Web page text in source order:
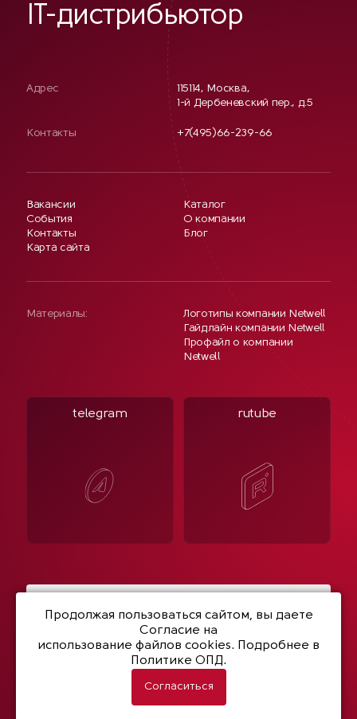
IT-дистрибьютор
Адрес
115114, Москва,
1-й Дербеневский пер., д.5
Контакты +7(495)66-239-66
Вакансии
События
Контакты
Карта сайта
Каталог
О компании
Блог
Материалы:
Логотипы компании Netwell
Гайдлайн компании Netwell
Профайл о компании
Netwell
telegram rutube
Политика конфиденциальности
Продолжая пользоваться сайтом, вы даете
Согласие на
использование файлов cookies. Подробнее в
Политике ОПД.
Согласиться